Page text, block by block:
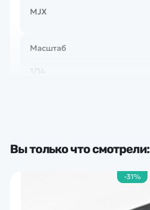
MJX
Масштаб
1/14
Вы только что смотрели:
-31%